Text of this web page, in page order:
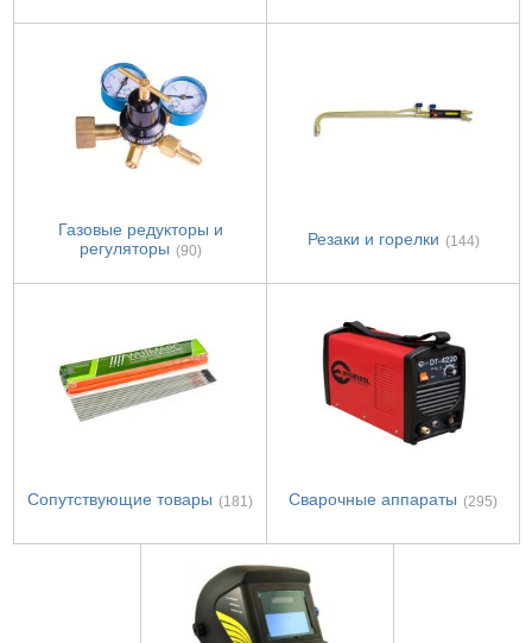
Газовые редукторы и
регуляторы (90)
Резаки и горелки (144)
Сопутствующие товары (181) Сварочные аппараты (295)